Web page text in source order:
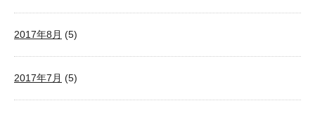
2017年8月 (5)
2017年7月 (5)